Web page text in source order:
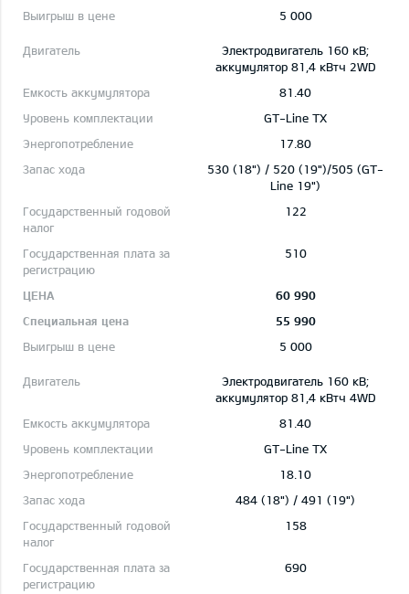
5 000
Электродвигатель 160 кВ;
aккумулятор 81,4 кВтч 2WD
81.40
GT-Line TX
17.80
530 (18") / 520 (19")/505 (GT-
Line 19")
122
510
60 990
55 990
5 000
Электродвигатель 160 кВ;
aккумулятор 81,4 кВтч 4WD
81.40
GT-Line TX
18.10
484 (18") / 491 (19")
158
690